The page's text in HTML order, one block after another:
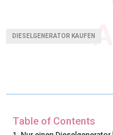
T
T
O
DIESELGENERATOR KAUFEN
Table of Contents